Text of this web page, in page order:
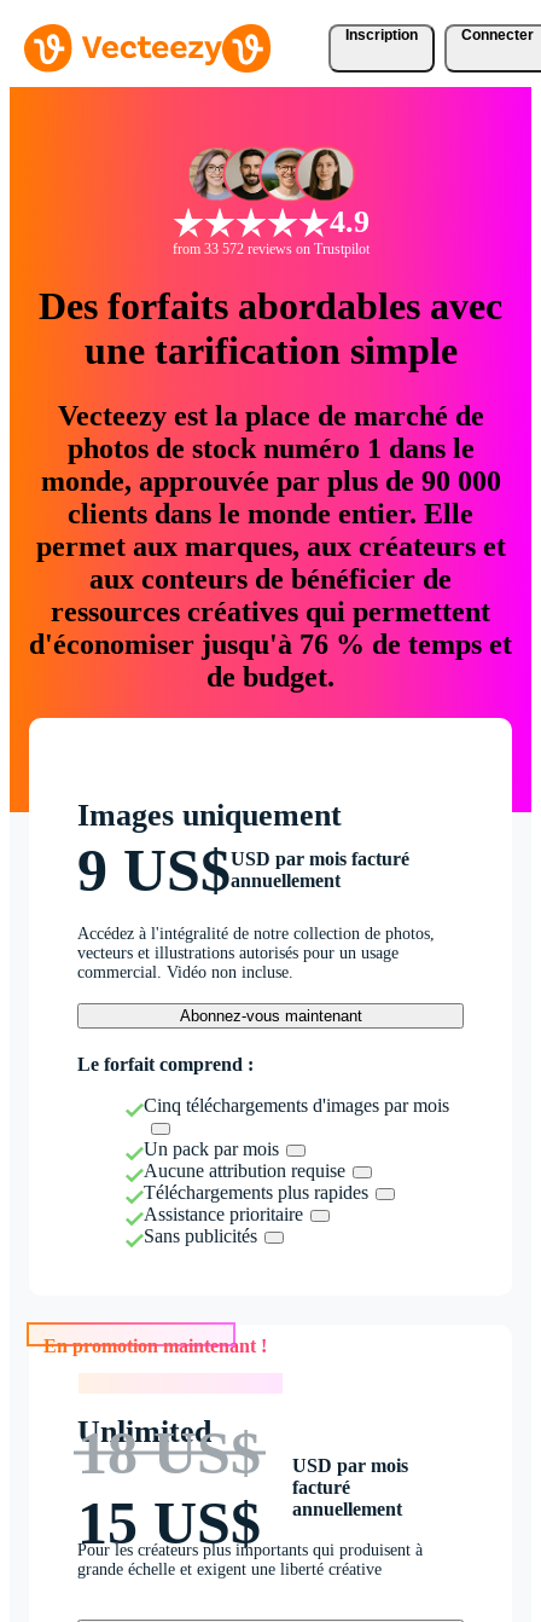
Inscription Connecter
4.9
from 33 572 reviews on Trustpilot
Des forfaits abordables avec
une tarification simple
Vecteezy est la place de marché de
photos de stock numéro 1 dans le
monde, approuvée par plus de 90 000
clients dans le monde entier. Elle
permet aux marques, aux créateurs et
aux conteurs de bénéficier de
ressources créatives qui permettent
d'économiser jusqu'à 76 % de temps et
de budget.
Images uniquement
9 US$USD par mois facturé
annuellement
Accédez à l'intégralité de notre collection de photos,
vecteurs et illustrations autorisés pour un usage
commercial. Vidéo non incluse.
Abonnez-vous maintenant
Le forfait comprend :
Cinq téléchargements d'images par mois
Un pack par mois
Aucune attribution requise
Téléchargements plus rapides
Assistance prioritaire
Sans publicités
En promotion maintenant !
Unlimited
18 US$
15 US$
USD par mois
facturé
annuellement
Pour les créateurs plus importants qui produisent à
grande échelle et exigent une liberté créative